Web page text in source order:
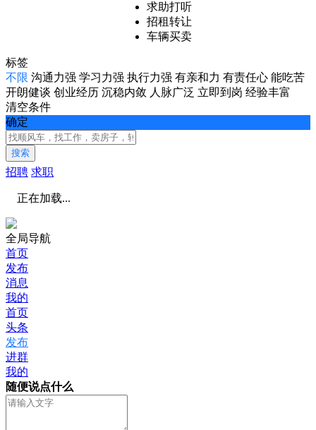
求助打听
招租转让
车辆买卖
标签
不限 沟通力强 学习力强 执行力强 有亲和力 有责任心 能吃苦
开朗健谈 创业经历 沉稳内敛 人脉广泛 立即到岗 经验丰富
清空条件
确定
搜索
招聘 求职
正在加载...
全局导航
首页
发布
消息
我的
首页
头条
发布
进群
我的
随便说点什么